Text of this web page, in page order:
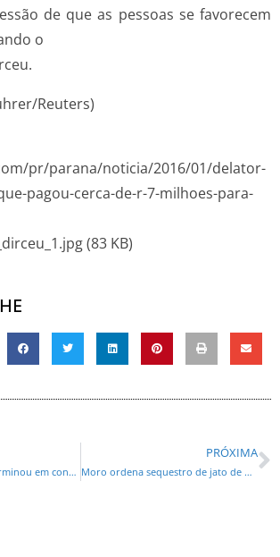
de que as pessoas se favorecem
o
Reuters)
pr/parana/noticia/2016/01/delator-
pagou-cerca-de-r-7-milhoes-para-
(83 KB)
Carnaval de Fruet terminou em confusão, tiro, porrada e bomba
PRÓXIMA
Moro ordena sequestro de jato de Bumlai, à venda por US$ 8 mi